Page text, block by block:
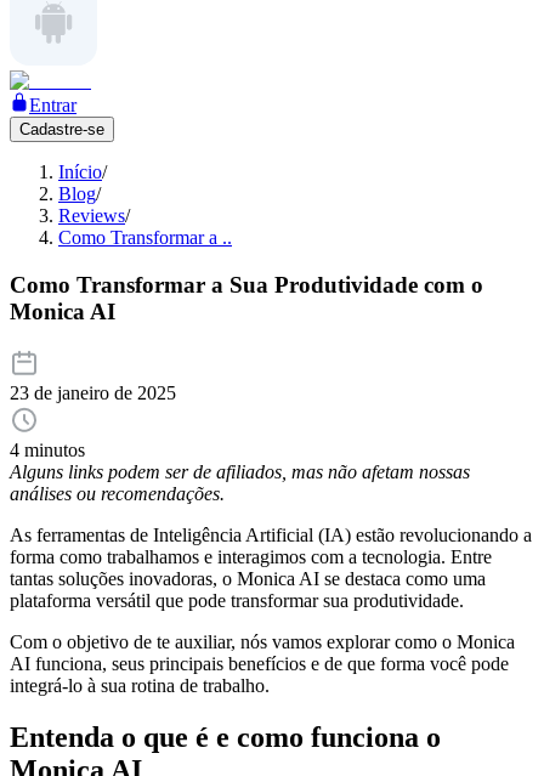
Entrar
Cadastre-se
Início/
Blog/
Reviews/
Como Transformar a ..
Como Transformar a Sua Produtividade com o
Monica AI
23 de janeiro de 2025
4 minutos
Alguns links podem ser de afiliados, mas não afetam nossas
análises ou recomendações.
As ferramentas de Inteligência Artificial (IA) estão revolucionando a
forma como trabalhamos e interagimos com a tecnologia. Entre
tantas soluções inovadoras, o Monica AI se destaca como uma
plataforma versátil que pode transformar sua produtividade.
Com o objetivo de te auxiliar, nós vamos explorar como o Monica
AI funciona, seus principais benefícios e de que forma você pode
integrá-lo à sua rotina de trabalho.
Entenda o que é e como funciona o